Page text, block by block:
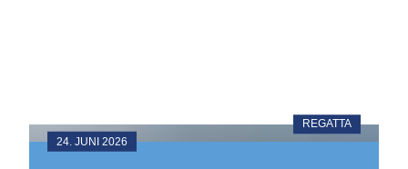
REGATTA
24. JUNI 2026